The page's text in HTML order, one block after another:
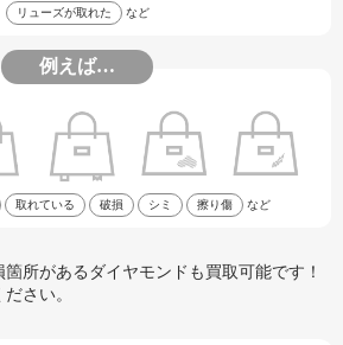
リューズが取れた など
例えば…
取れている 破損 シミ 擦り傷 など
所があるダイヤモンドも買取可能です！
さい。